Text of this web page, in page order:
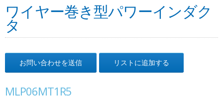
ワイヤー巻き型パワーインダク
タ
お問い合わせを送信 リストに追加する
MLP06MT1R5